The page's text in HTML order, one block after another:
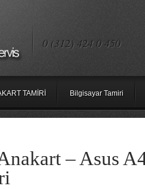
0 (312) 424 0 450
TAMİRİ Bilgisayar Tamiri
– Asus